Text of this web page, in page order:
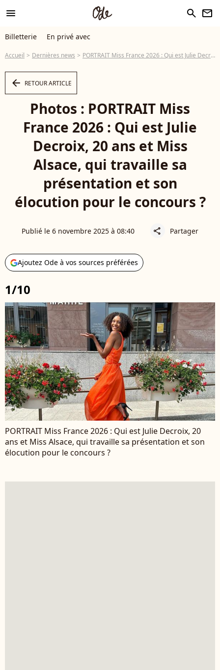
menu search newsletter
Billetterie En privé avec
Accueil Dernières news PORTRAIT Miss France 2026 : Qui est Julie Decroix, 20 ans et Miss Alsace, qui travaille sa présentation et son élocution pour le concours ?
arrow_left RETOUR ARTICLE
Photos : PORTRAIT Miss
France 2026 : Qui est Julie
Decroix, 20 ans et Miss
Alsace, qui travaille sa
présentation et son
élocution pour le concours ?
Publié le 6 novembre 2025 à 08:40 share Partager
Ajoutez Ode à vos sources préférées
1/10
PORTRAIT Miss France 2026 : Qui est Julie Decroix, 20
ans et Miss Alsace, qui travaille sa présentation et son
élocution pour le concours ?